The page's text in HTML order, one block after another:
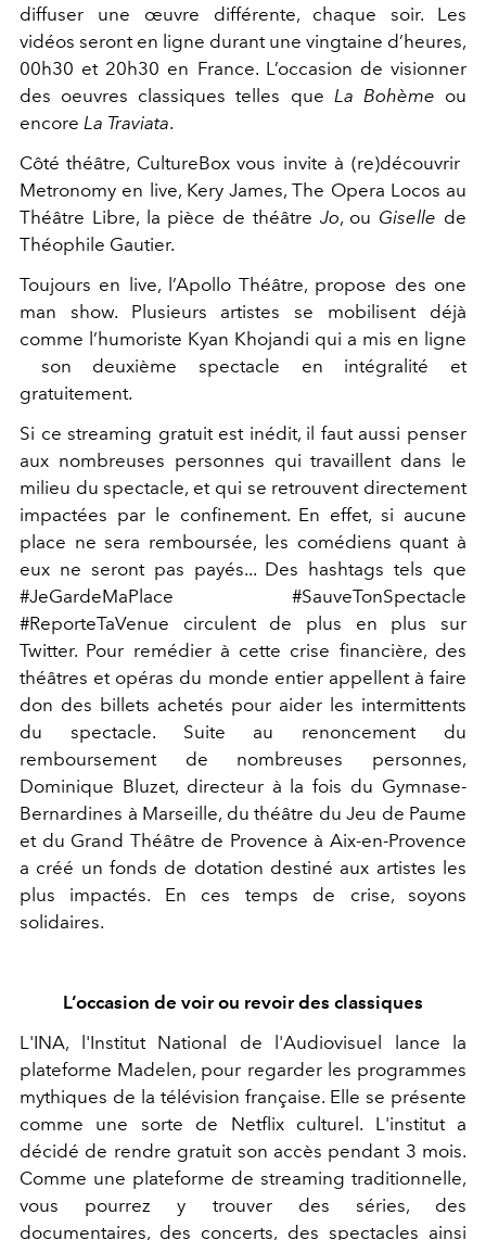
diffuser une œuvre différente, chaque soir. Les
vidéos seront en ligne durant une vingtaine d’heures,
00h30 et 20h30 en France. L’occasion de visionner
des oeuvres classiques telles que ​La Bohème​ ou
encore ​ La Traviata​.
Côté théâtre, ​CultureBox​ vous invite à (re)découvrir ​
Metronomy​ en live, ​Kery James​, ​The Opera Locos​ a​u
Théâtre Libre, la pièce de théâtre ​ Jo​,​ ou ​ Giselle​ de
Théophile Gautier.
Toujours en live, l’Apollo Théâtre, propose des ​one
man show. Plusieurs artistes se mobilisent déjà
comme l’humoriste Kyan Khojandi qui a ​mis en ligne​
son deuxième spectacle en intégralité et
gratuitement.
Si ce streaming gratuit est inédit, il faut aussi penser
aux nombreuses personnes qui travaillent dans le
milieu du spectacle, et qui se retrouvent directement
impactées par le confinement. En effet, si aucune
place ne sera remboursée, les comédiens quant à
eux ne seront pas payés... Des hashtags tels que
#JeGardeMaPlace #SauveTonSpectacle
#ReporteTaVenue circulent de plus en plus sur
Twitter. Pour remédier à cette crise financière, des
théâtres et opéras du monde entier appellent à faire
don des billets achetés pour aider les intermittents
du spectacle. Suite au renoncement du
remboursement de nombreuses personnes,
Dominique Bluzet, directeur à la fois du Gymnase-
Bernardines à Marseille, du théâtre du Jeu de Paume
et du Grand Théâtre de Provence à Aix-en-Provence
a créé un fonds de dotation destiné aux artistes les
plus impactés. En ces temps de crise, soyons
solidaires.
L’occasion de voir ou revoir des classiques
L'INA, l'Institut National de l'Audiovisuel lance la
plateforme Madelen, pour regarder les programmes
mythiques de la télévision française. Elle se présente
comme une sorte de Netflix culturel. L'institut a
décidé de rendre ​gratuit son accès pendant 3 mois.
Comme une plateforme de streaming traditionnelle,
vous pourrez y trouver des séries, des
documentaires, des concerts, des spectacles ainsi